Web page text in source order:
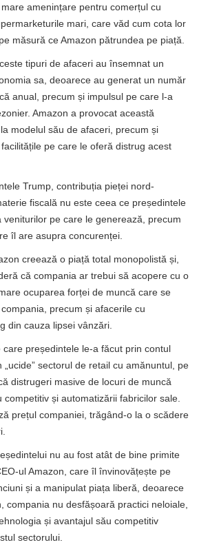
amenințare pentru comerțul cu
mari, care văd cum cota lor
măsură ce Amazon pătrundea pe piață.
tipuri de afaceri au însemnat un
sa, deoarece au generat un număr
anual, precum și impulsul pe care l-a
Amazon a provocat această
modelul său de afaceri, precum și
pe care le oferă distrug acest
Trump, contribuția pieței nord-
fiscală nu este ceea ce președintele
pe care le generează, precum
îl are asupra concurenței.
creează o piață total monopolistă și,
că compania ar trebui să acopere cu o
ocuparea forței de muncă care se
precum și afacerile cu
din cauza lipsei vânzări.
care președintele le-a făcut prin contul
„ucide” sectorul de retail cu amănuntul, pe
distrugeri masive de locuri de muncă
și automatizării fabricilor sale.
prețul companiei, trăgând-o la o scădere
nu au fost atât de bine primite
ul Amazon, care îl învinovățește pe
și a manipulat piața liberă, deoarece
compania nu desfășoară practici neloiale,
și avantajul său competitiv
sectorului.